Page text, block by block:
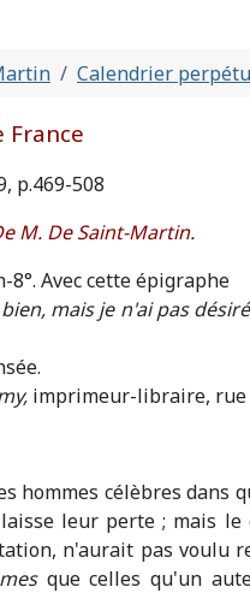
Calendrier
France
p.469-508
M. De Saint-Martin.
Avec cette épigraphe
mais je n'ai pas
imprimeur-libraire, rue
hommes célèbres
leur perte ; mais
n'aurait pas
que celles qu'un